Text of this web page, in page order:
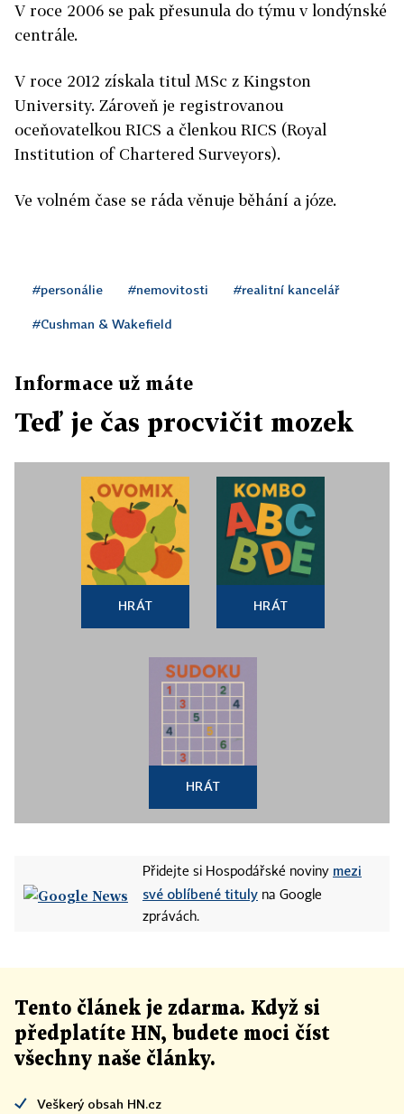
V roce 2006 se pak přesunula do týmu v londýnské
centrále.
V roce 2012 získala titul MSc z Kingston
University. Zároveň je registrovanou
oceňovatelkou RICS a členkou RICS (Royal
Institution of Chartered Surveyors).
Ve volném čase se ráda věnuje běhání a józe.
#personálie #nemovitosti #realitní kancelář
#Cushman & Wakefield
Informace už máte
Teď je čas procvičit mozek
HRÁT HRÁT
HRÁT
Přidejte si Hospodářské noviny mezi
své oblíbené tituly na Google
zprávách.
Tento článek je zdarma. Když si
předplatíte HN, budete moci číst
všechny naše články.
Veškerý obsah HN.cz